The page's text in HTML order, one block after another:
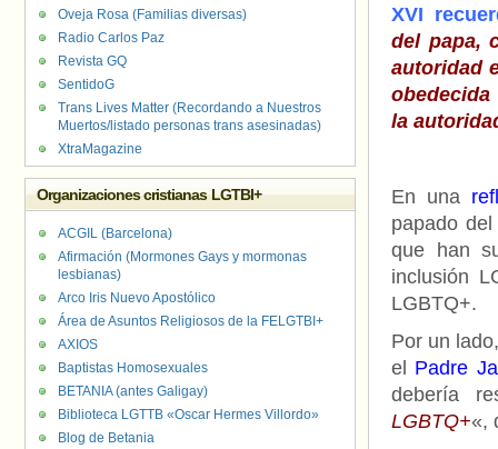
XVI
del papa,
autoridad
la
En una
papado
que han
inclusión
LGBTQ+.
Por un
el Padre
debería
LGBTQ+«,
Oveja Rosa (Familias diversas)
Radio Carlos Paz
Revista GQ
SentidoG
Trans Lives Matter (Recordando a Nuestros
Muertos/listado personas trans asesinadas)
XtraMagazine
Organizaciones cristianas LGTBI+
ACGIL (Barcelona)
Afirmación (Mormones Gays y mormonas
lesbianas)
Arco Iris Nuevo Apostólico
Área de Asuntos Religiosos de la FELGTBI+
AXIOS
Baptistas Homosexuales
BETANIA (antes Galigay)
Biblioteca LGTTB «Oscar Hermes Villordo»
Blog de Betania